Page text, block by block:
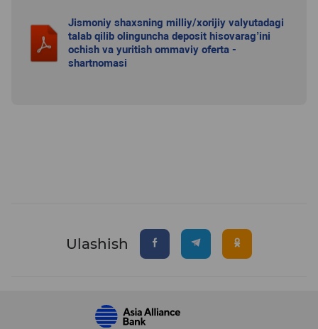
Jismoniy shaxsning milliy/xorijiy valyutadagi
talab qilib olinguncha deposit hisovarag’ini
ochish va yuritish ommaviy oferta -
shartnomasi
Ulashish